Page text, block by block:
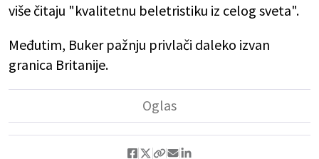
više čitaju "kvalitetnu beletristiku iz celog sveta".
Međutim, Buker pažnju privlači daleko izvan
granica Britanije.